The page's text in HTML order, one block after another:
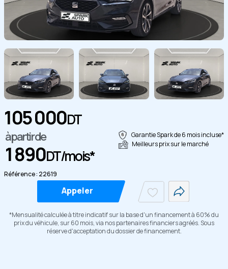
105 000DT
à partir de
1 890DT/mois*
Référence : 22619
Garantie Spark de 6 mois incluse*
Meilleurs prix sur le marché
Appeler
*Mensualité calculée à titre indicatif sur la base d'un financement à 60% du
prix du véhicule, sur 60 mois, via nos partenaires financiers agréés. Sous
réserve d'acceptation du dossier de financement.
Copier